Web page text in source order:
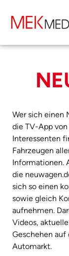
Wer sich einen
die TV-App
Interessenten
Fahrzeugen
Informationen.
die
sich so einen
sowie gleich
aufnehmen.
Videos,
Geschehen
Automarkt.